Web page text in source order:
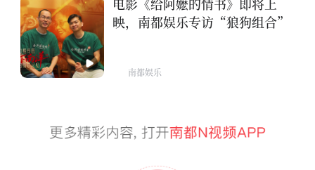
映，南都娱乐专访“狼狗组合”
南都娱乐